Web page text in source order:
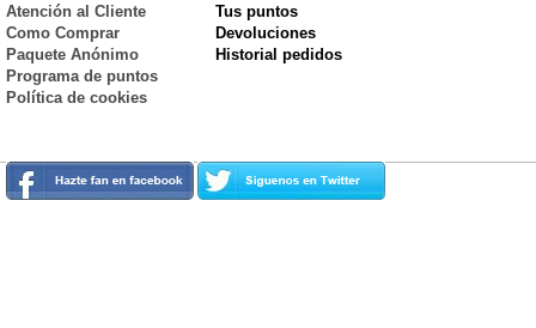
Atención al Cliente
Como Comprar
Paquete Anónimo
Programa de puntos
Política de cookies
Tus puntos
Devoluciones
Historial pedidos